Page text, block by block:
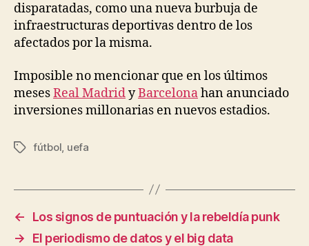
disparatadas, como una nueva burbuja de
infraestructuras deportivas dentro de los
afectados por la misma.
Imposible no mencionar que en los últimos
mesesReal MadridyBarcelonahan anunciado
inversiones millonarias en nuevos estadios.
Etiquetas
fútbol uefa
←
Los signos de puntuación y la rebeldía punk
→
El periodismo de datos y el big data